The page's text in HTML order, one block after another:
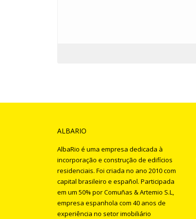
ALBARIO
AlbaRio é uma empresa dedicada à
incorporação e construção de edifícios
residenciais. Foi criada no ano 2010 com
capital brasileiro e español. Participada
em um 50% por Comuñas & Artemio S.L,
empresa espanhola com 40 anos de
experiência no setor imobiliário